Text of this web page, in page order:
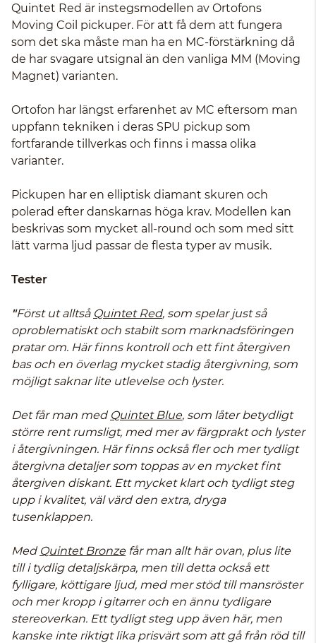
Quintet Red är instegsmodellen av Ortofons
Moving Coil pickuper. För att få dem att fungera
som det ska måste man ha en MC-förstärkning då
de har svagare utsignal än den vanliga MM (Moving
Magnet) varianten.
Ortofon har längst erfarenhet av MC eftersom man
uppfann tekniken i deras SPU pickup som
fortfarande tillverkas och finns i massa olika
varianter.
Pickupen har en elliptisk diamant skuren och
polerad efter danskarnas höga krav. Modellen kan
beskrivas som mycket all-round och som med sitt
lätt varma ljud passar de flesta typer av musik.
Tester
"Först ut alltså Quintet Red, som spelar just så
oproblematiskt och stabilt som marknadsföringen
pratar om. Här finns kontroll och ett fint återgiven
bas och en överlag mycket stadig återgivning, som
möjligt saknar lite utlevelse och lyster.
Det får man med Quintet Blue, som låter betydligt
större rent rumsligt, med mer av färgprakt och lyster
i återgivningen. Här finns också fler och mer tydligt
återgivna detaljer som toppas av en mycket fint
återgiven diskant. Ett mycket klart och tydligt steg
upp i kvalitet, väl värd den extra, dryga
tusenklappen.
Med Quintet Bronze får man allt här ovan, plus lite
till i tydlig detaljskärpa, men till detta också ett
fylligare, köttigare ljud, med mer stöd till mansröster
och mer kropp i gitarrer och en ännu tydligare
stereoverkan. Ett tydligt steg upp även här, men
kanske inte riktigt lika prisvärt som att gå från röd till